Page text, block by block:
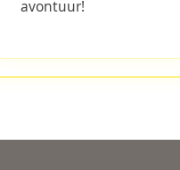
avontuur!